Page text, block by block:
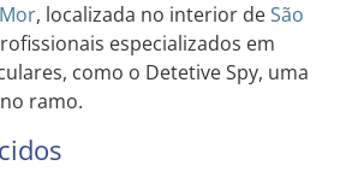
, localizada no interior deSão
especializados em
como o Detetive Spy, uma
ramo.